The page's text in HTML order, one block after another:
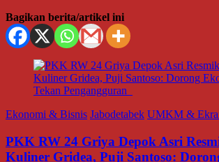
Bagikan berita/artikel ini
Ekonomi & Bisnis Jabodetabek UMKM &
PKK RW 24 Griya Depok Asri
Kuliner Gridea, Puji Santoso: